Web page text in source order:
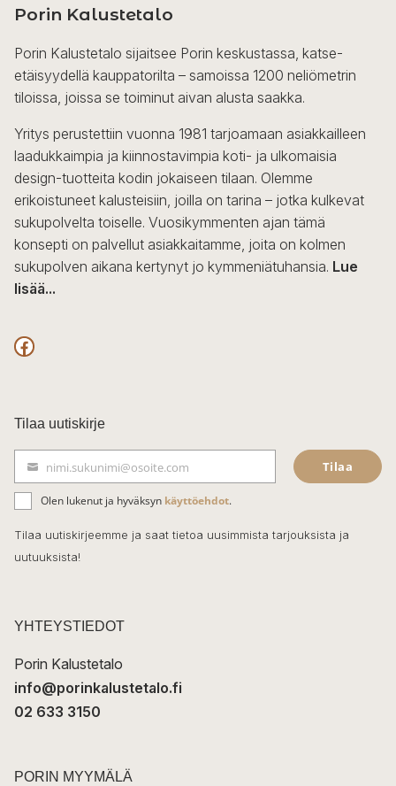
Porin Kalustetalo
Porin Kalustetalo sijaitsee Porin keskustassa, katse-
etäisyydellä kauppatorilta – samoissa 1200 neliömetrin
tiloissa, joissa se toiminut aivan alusta saakka.
Yritys perustettiin vuonna 1981 tarjoamaan asiakkailleen
laadukkaimpia ja kiinnostavimpia koti- ja ulkomaisia
design-tuotteita kodin jokaiseen tilaan. Olemme
erikoistuneet kalusteisiin, joilla on tarina – jotka kulkevat
sukupolvelta toiselle. Vuosikymmenten ajan tämä
konsepti on palvellut asiakkaitamme, joita on kolmen
sukupolven aikana kertynyt jo kymmeniätuhansia. Lue
lisää...
F
c
e
b
o
o
k
Tilaa uutiskirje
ä
h
k
t
nimi.sukunimi@osoite.com Tilaa
Olen lukenut ja hyväksyn käyttöehdot.
Tilaa uutiskirjeemme ja saat tietoa uusimmista tarjouksista ja
uutuuksista!
YHTEYSTIEDOT
Porin Kalustetalo
info@porinkalustetalo.fi
02 633 3150
PORIN MYYMÄLÄ